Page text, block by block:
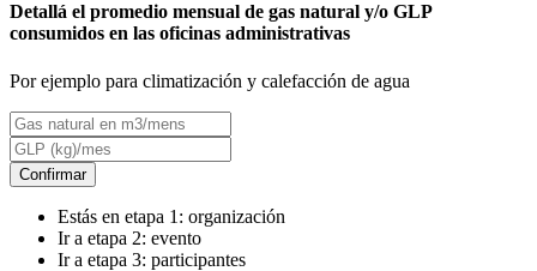
Detallá el promedio mensual de gas natural y/o GLP
consumidos en las oficinas administrativas
Por ejemplo para climatización y calefacción de agua
Confirmar
Estás en etapa 1: organización
Ir a etapa 2: evento
Ir a etapa 3: participantes